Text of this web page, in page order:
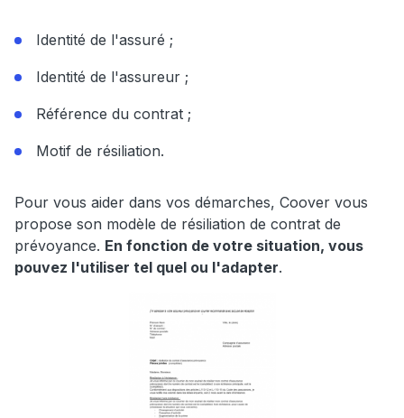
Identité de l'assuré ;
Identité de l'assureur ;
Référence du contrat ;
Motif de résiliation.
Pour vous aider dans vos démarches, Coover vous
propose son modèle de résiliation de contrat de
prévoyance. En fonction de votre situation, vous
pouvez l'utiliser tel quel ou l'adapter.